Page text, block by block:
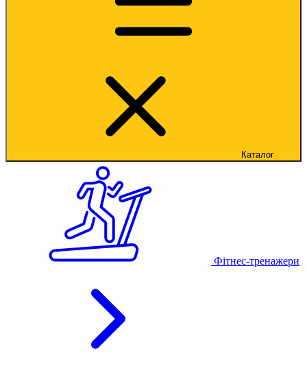
Каталог
Фітнес-тренажери